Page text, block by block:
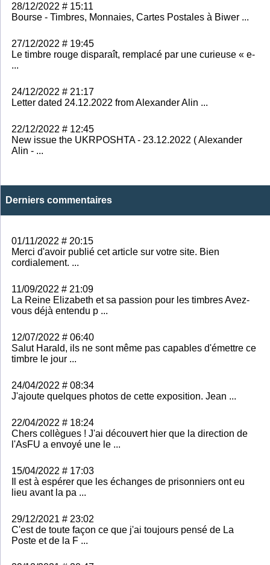
28/12/2022 # 15:11
Bourse - Timbres, Monnaies, Cartes Postales à Biwer ...
27/12/2022 # 19:45
Le timbre rouge disparaît, remplacé par une curieuse « e-
...
24/12/2022 # 21:17
Letter dated 24.12.2022 from Alexander Alin ...
22/12/2022 # 12:45
New issue the UKRPOSHTA - 23.12.2022 ( Alexander
Alin - ...
Derniers commentaires
01/11/2022 # 20:15
Merci d'avoir publié cet article sur votre site. Bien
cordialement. ...
11/09/2022 # 21:09
La Reine Elizabeth et sa passion pour les timbres Avez-
vous déjà entendu p ...
12/07/2022 # 06:40
Salut Harald, ils ne sont même pas capables d'émettre ce
timbre le jour ...
24/04/2022 # 08:34
J'ajoute quelques photos de cette exposition. Jean ...
22/04/2022 # 18:24
Chers collègues ! J'ai découvert hier que la direction de
l'AsFU a envoyé une le ...
15/04/2022 # 17:03
Il est à espérer que les échanges de prisonniers ont eu
lieu avant la pa ...
29/12/2021 # 23:02
C'est de toute façon ce que j'ai toujours pensé de La
Poste et de la F ...